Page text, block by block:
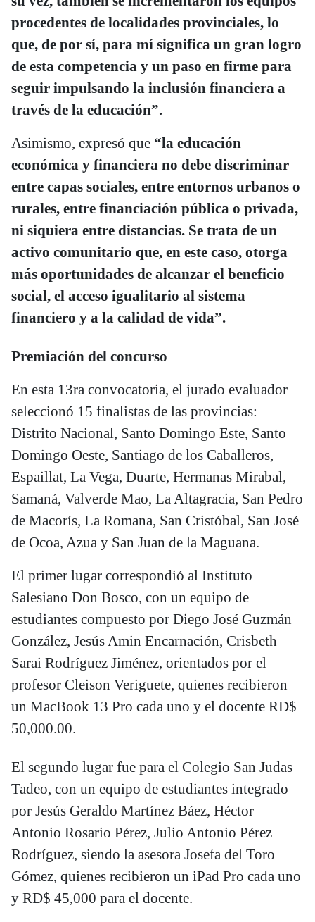
procedentes de localidades provinciales, lo
que, de por sí, para mí significa un gran logro
de esta competencia y un paso en firme para
seguir impulsando la inclusión financiera a
través de la educación”.
Asimismo, expresó que “la educación
económica y financiera no debe discriminar
entre capas sociales, entre entornos urbanos o
rurales, entre financiación pública o privada,
ni siquiera entre distancias. Se trata de un
activo comunitario que, en este caso, otorga
más oportunidades de alcanzar el beneficio
social, el acceso igualitario al sistema
financiero y a la calidad de vida”.
Premiación del concurso
En esta 13ra convocatoria, el jurado evaluador
seleccionó 15 finalistas de las provincias:
Distrito Nacional, Santo Domingo Este, Santo
Domingo Oeste, Santiago de los Caballeros,
Espaillat, La Vega, Duarte, Hermanas Mirabal,
Samaná, Valverde Mao, La Altagracia, San Pedro
de Macorís, La Romana, San Cristóbal, San José
de Ocoa, Azua y San Juan de la Maguana.
El primer lugar correspondió al Instituto
Salesiano Don Bosco, con un equipo de
estudiantes compuesto por Diego José Guzmán
González, Jesús Amin Encarnación, Crisbeth
Sarai Rodríguez Jiménez, orientados por el
profesor Cleison Veriguete, quienes recibieron
un MacBook 13 Pro cada uno y el docente RD$
50,000.00.
El segundo lugar fue para el Colegio San Judas
Tadeo, con un equipo de estudiantes integrado
por Jesús Geraldo Martínez Báez, Héctor
Antonio Rosario Pérez, Julio Antonio Pérez
Rodríguez, siendo la asesora Josefa del Toro
Gómez, quienes recibieron un iPad Pro cada uno
y RD$ 45,000 para el docente.